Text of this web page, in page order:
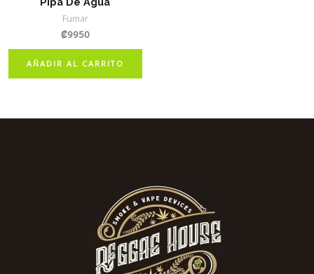
Fumar
₡9950
AÑADIR AL CARRITO